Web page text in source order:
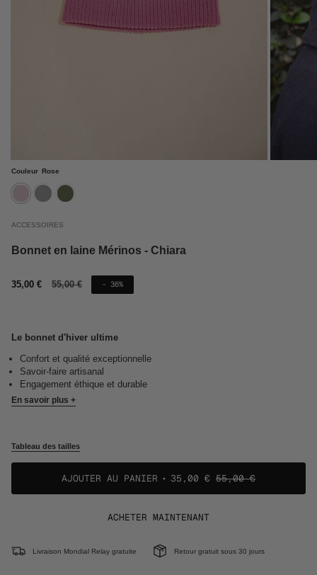
ACCESSOIRES
Bonnet en laine Mérinos - Chiara
Prix
35,00 €
Prix
55,00 € - 36%
Le bonnet d'hiver ultime
Confort et qualité exceptionnelle
Savoir-faire artisanal
Engagement éthique et durable
En savoir plus +
Couleur Rose
rose gris kaki
Tableau des tailles
AJOUTER AU PANIER 35,00 € 55,00 €
ACHETER MAINTENANT
Livraison Mondial Relay gratuite Retour gratuit sous 30 jours